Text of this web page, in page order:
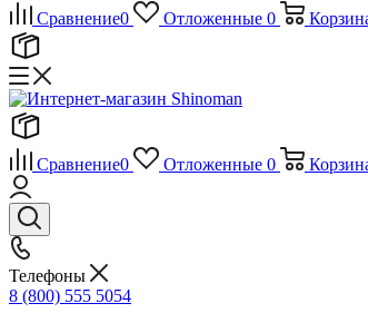
Сравнение0 Отложенные 0
Сравнение0 Отложенные 0
Телефоны
8 (800) 555 5054